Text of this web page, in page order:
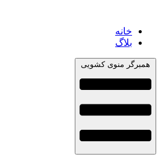
خانه
بلاگ
همبرگر منوی کشویی